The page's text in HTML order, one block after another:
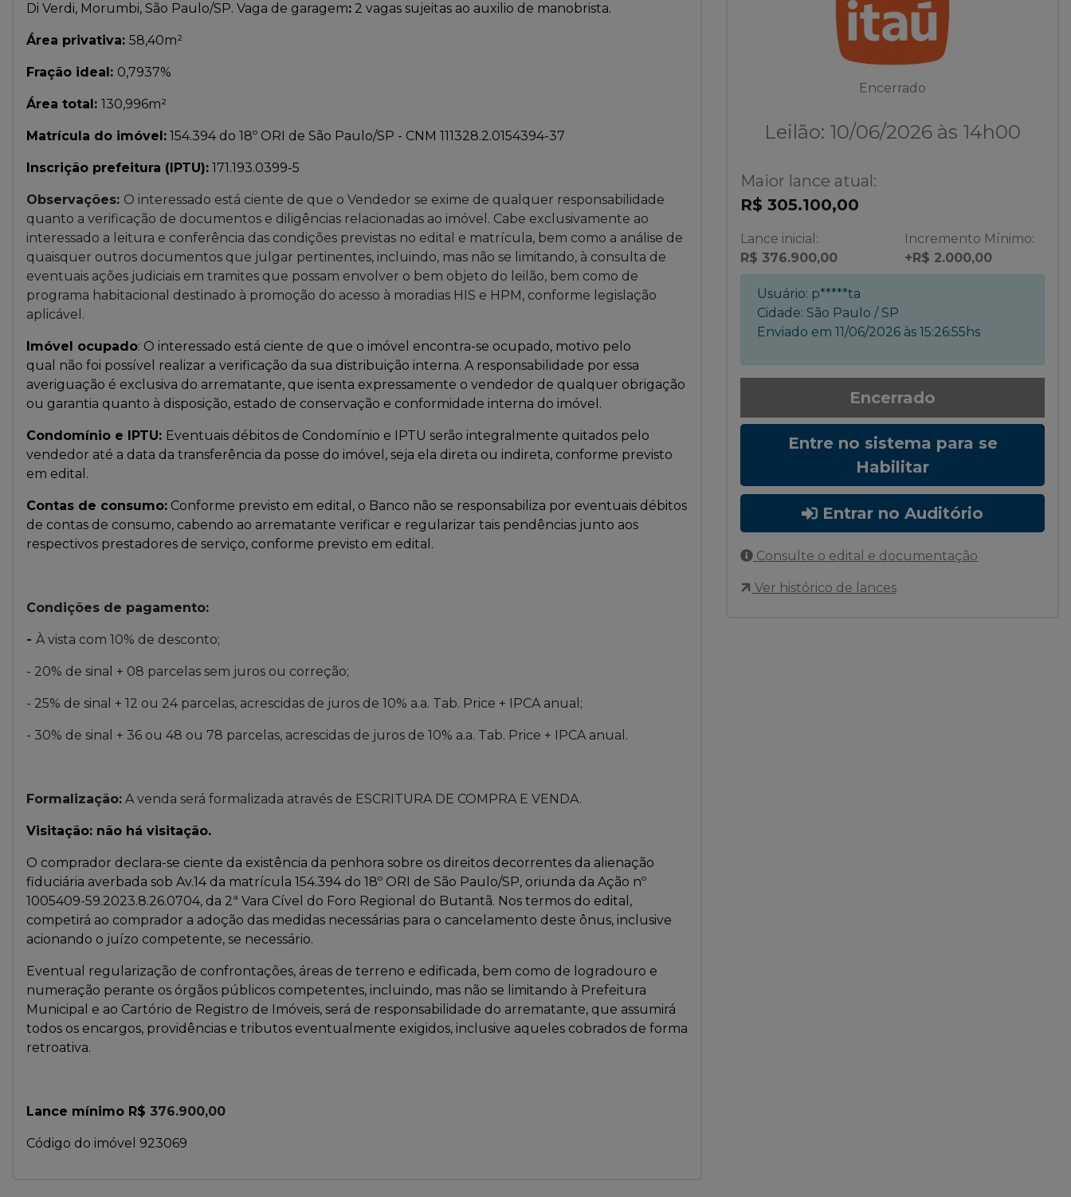
Di Verdi, Morumbi, São Paulo/SP. Vaga de garagem: 2 vagas sujeitas ao auxilio de manobrista.
Área privativa: 58,40m²
Fração ideal: 0,7937%
Área total: 130,996m²
Matrícula do imóvel: 154.394 do 18º ORI de São Paulo/SP - CNM 111328.2.0154394-37
Inscrição prefeitura (IPTU): 171.193.0399-5
Observações: O interessado está ciente de que o Vendedor se exime de qualquer responsabilidade
quanto a verificação de documentos e diligências relacionadas ao imóvel. Cabe exclusivamente ao
interessado a leitura e conferência das condições previstas no edital e matrícula, bem como a análise de
quaisquer outros documentos que julgar pertinentes, incluindo, mas não se limitando, à consulta de
eventuais ações judiciais em tramites que possam envolver o bem objeto do leilão, bem como de
programa habitacional destinado à promoção do acesso à moradias HIS e HPM, conforme legislação
aplicável.
Imóvel ocupado: O interessado está ciente de que o imóvel encontra-se ocupado, motivo pelo
qual não foi possível realizar a verificação da sua distribuição interna. A responsabilidade por essa
averiguação é exclusiva do arrematante, que isenta expressamente o vendedor de qualquer obrigação
ou garantia quanto à disposição, estado de conservação e conformidade interna do imóvel.
Condomínio e IPTU: Eventuais débitos de Condomínio e IPTU serão integralmente quitados pelo
vendedor até a data da transferência da posse do imóvel, seja ela direta ou indireta, conforme previsto
em edital.
Contas de consumo: Conforme previsto em edital, o Banco não se responsabiliza por eventuais débitos
de contas de consumo, cabendo ao arrematante verificar e regularizar tais pendências junto aos
respectivos prestadores de serviço, conforme previsto em edital.
Condições de pagamento:
- À vista com 10% de desconto;
- 20% de sinal + 08 parcelas sem juros ou correção;
- 25% de sinal + 12 ou 24 parcelas, acrescidas de juros de 10% a.a. Tab. Price + IPCA anual;
- 30% de sinal + 36 ou 48 ou 78 parcelas, acrescidas de juros de 10% a.a. Tab. Price + IPCA anual.
Formalização: A venda será formalizada através de ESCRITURA DE COMPRA E VENDA.
Visitação: não há visitação.
O comprador declara-se ciente da existência da penhora sobre os direitos decorrentes da alienação
fiduciária averbada sob Av.14 da matrícula 154.394 do 18º ORI de São Paulo/SP, oriunda da Ação nº
1005409-59.2023.8.26.0704, da 2ª Vara Cível do Foro Regional do Butantã. Nos termos do edital,
competirá ao comprador a adoção das medidas necessárias para o cancelamento deste ônus, inclusive
acionando o juízo competente, se necessário.
Eventual regularização de confrontações, áreas de terreno e edificada, bem como de logradouro e
numeração perante os órgãos públicos competentes, incluindo, mas não se limitando à Prefeitura
Municipal e ao Cartório de Registro de Imóveis, será de responsabilidade do arrematante, que assumirá
todos os encargos, providências e tributos eventualmente exigidos, inclusive aqueles cobrados de forma
retroativa.
Lance mínimo R$ 376.900,00
Código do imóvel 923069
Encerrado
Leilão: 10/06/2026 às 14h00
Maior lance atual:
R$ 305.100,00
Lance inicial:
R$ 376.900,00
Incremento Mínimo:
+R$ 2.000,00
Usuário: p*****ta
Cidade: São Paulo / SP
Enviado em 11/06/2026 às 15:26:55hs
Encerrado
Entre no sistema para se
Habilitar
Entrar no Auditório
Consulte o edital e documentação
Ver histórico de lances